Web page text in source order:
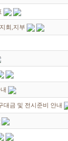
회,지부
대금 및 전시준비 안내